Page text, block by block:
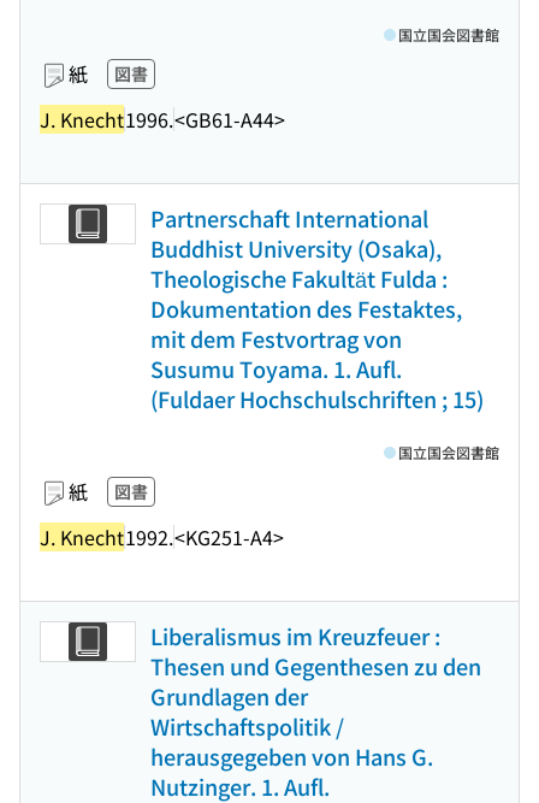
紙 図書
J. Knecht1996.<GB61-A44>
国立国会図書館
Partnerschaft International
Buddhist University (Osaka),
Theologische Fakultät Fulda :
Dokumentation des Festaktes,
mit dem Festvortrag von
Susumu Toyama. 1. Aufl.
(Fuldaer Hochschulschriften ; 15)
紙 図書
J. Knecht1992.<KG251-A4>
国立国会図書館
Liberalismus im Kreuzfeuer :
Thesen und Gegenthesen zu den
Grundlagen der
Wirtschaftspolitik /
herausgegeben von Hans G.
Nutzinger. 1. Aufl.